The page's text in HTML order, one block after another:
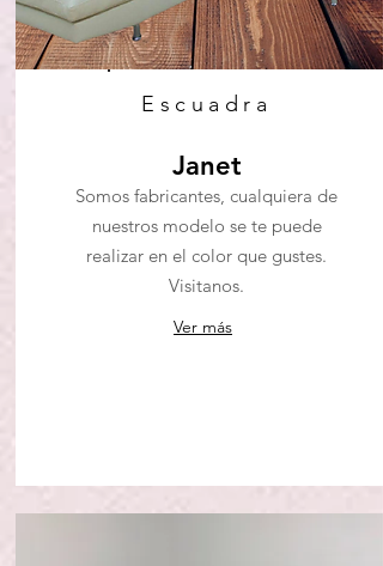
Escuadra
Janet
Somos fabricantes, cualquiera de
nuestros modelo se te puede
realizar en el color que gustes.
Visitanos.
Ver más